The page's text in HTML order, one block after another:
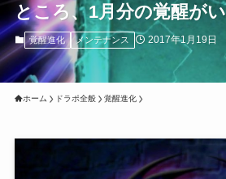
ところ、1月分の覚醒が
覚醒進化 メンテナンス 2017年1月19日
ホーム ドラポ全般 覚醒進化